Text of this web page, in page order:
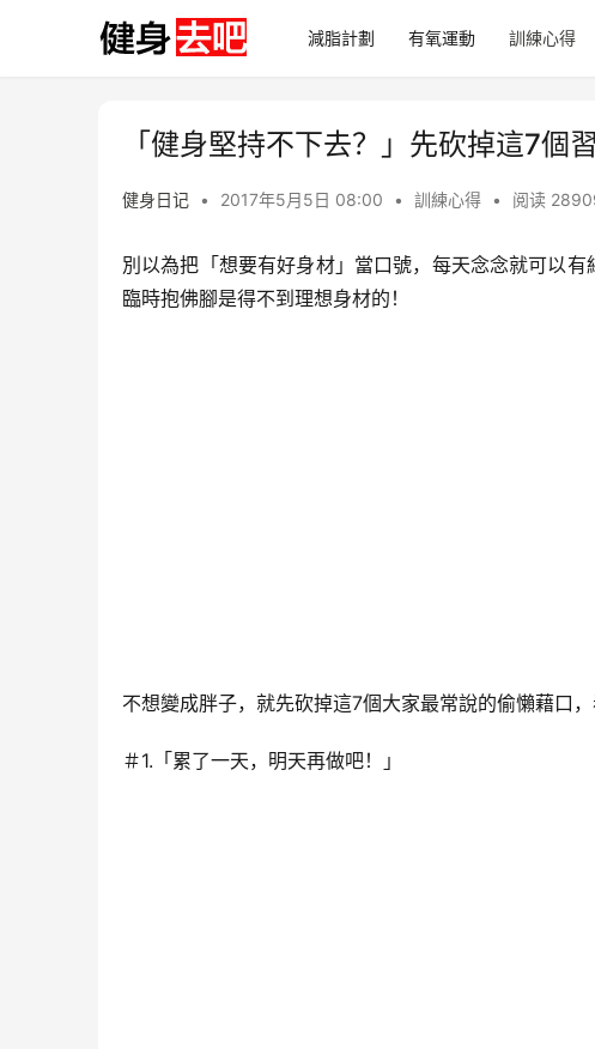
減脂計劃 有氧運動 訓練心得
「健身堅持不下去？」先砍掉這7個
健身日记 • 2017年5月5日 08:00 • 訓練心得 • 阅读
別以為把「想要有好身材」當口號，每天念念就可以
臨時抱佛腳是得不到理想身材的！
不想變成胖子，就先砍掉這7個大家最常說的偷懶藉口
＃1.「累了一天，明天再做吧！」